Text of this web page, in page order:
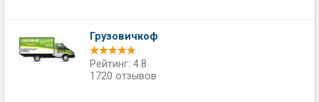
Грузовичкоф
Рейтинг: 4.8
1720 отзывов